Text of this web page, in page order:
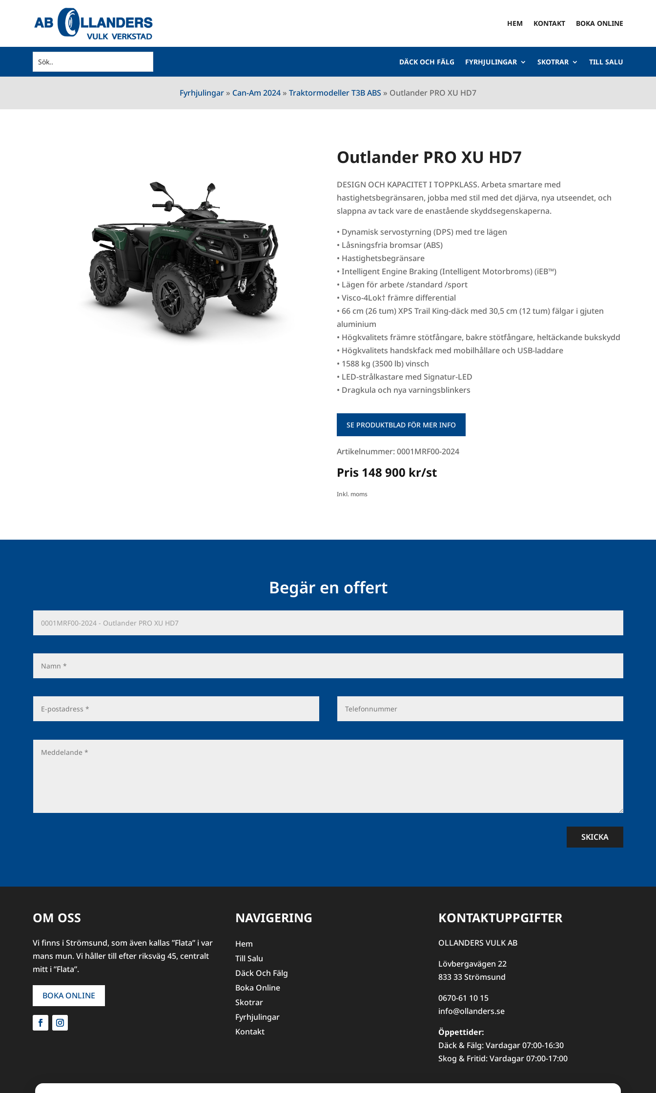
HEM KONTAKT BOKA ONLINE
DÄCK OCH FÄLG FYRHJULINGAR SKOTRAR TILL SALU
Fyrhjulingar » Can-Am 2024 » Traktormodeller T3B ABS » Outlander PRO XU HD7
Outlander PRO XU HD7
DESIGN OCH KAPACITET I TOPPKLASS. Arbeta smartare med
hastighetsbegränsaren, jobba med stil med det djärva, nya utseendet, och
slappna av tack vare de enastående skyddsegenskaperna.
• Dynamisk servostyrning (DPS) med tre lägen
• Låsningsfria bromsar (ABS)
• Hastighetsbegränsare
• Intelligent Engine Braking (Intelligent Motorbroms) (iEB™)
• Lägen för arbete /standard /sport
• Visco-4Lok† främre differential
• 66 cm (26 tum) XPS Trail King-däck med 30,5 cm (12 tum) fälgar i gjuten
aluminium
• Högkvalitets främre stötfångare, bakre stötfångare, heltäckande bukskydd
• Högkvalitets handskfack med mobilhållare och USB-laddare
• 1588 kg (3500 lb) vinsch
• LED-strålkastare med Signatur-LED
• Dragkula och nya varningsblinkers
SE PRODUKTBLAD FÖR MER INFO
Artikelnummer: 0001MRF00-2024
Pris 148 900 kr/st
Inkl. moms
Begär en offert
SKICKA
OM OSS
Vi finns i Strömsund, som även kallas ”Flata” i var
mans mun. Vi håller till efter riksväg 45, centralt
mitt i ”Flata”.
BOKA ONLINE
NAVIGERING
Hem
Till Salu
Däck Och Fälg
Boka Online
Skotrar
Fyrhjulingar
Kontakt
KONTAKTUPPGIFTER
OLLANDERS VULK AB
Lövbergavägen 22
833 33 Strömsund
0670-61 10 15
info@ollanders.se
Öppettider:
Däck & Fälg: Vardagar 07:00-16:30
Skog & Fritid: Vardagar 07:00-17:00